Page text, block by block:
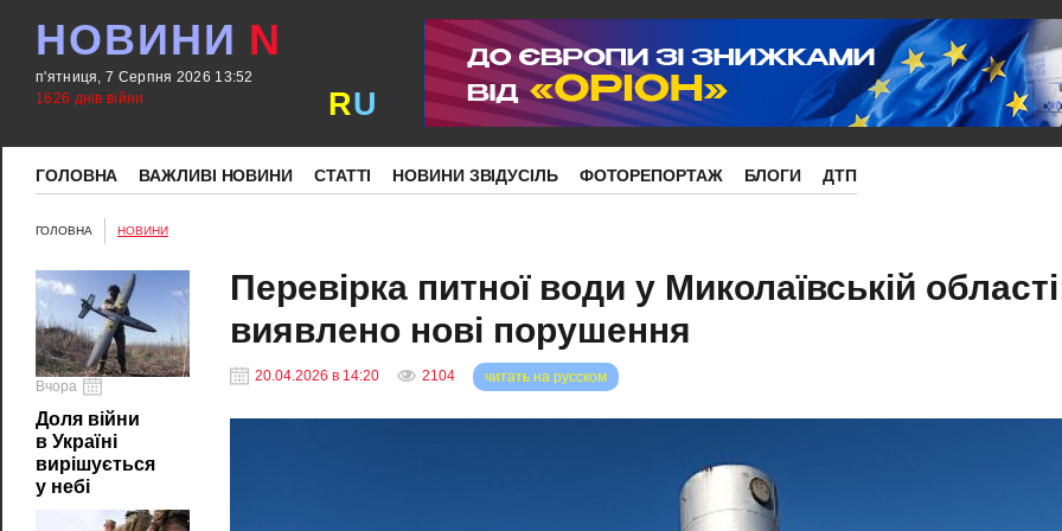
НОВИНИ N
п'ятниця, 7 Серпня 2026 13:52
1626 днів війни
RU
ГОЛОВНА ВАЖЛИВІ НОВИНИ СТАТТІ НОВИНИ ЗВІДУСІЛЬ ФОТОРЕПОРТАЖ БЛОГИ ДТП
ГОЛОВНА НОВИНИ
Вчора
Доля війни
в Україні
вирішується
у небі
Перевірка питної води у Миколаївській
виявлено нові порушення
20.04.2026 в 14:20 2104 читать на русском